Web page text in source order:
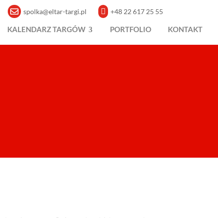
 spolka@eltar-targi.pl  +48 22 617 25 55
KALENDARZ TARGÓW PORTFOLIO KONTAKT